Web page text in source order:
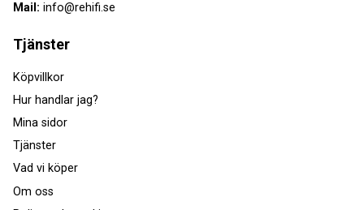
Mail: info@rehifi.se
Tjänster
Köpvillkor
Hur handlar jag?
Mina sidor
Tjänster
Vad vi köper
Om oss